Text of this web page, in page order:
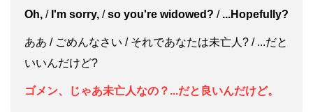
Oh, / I'm sorry, /so you're widowed? / ...Hopefully?
ああ / ごめんなさい / それであなたは未亡人? / ...だと
いいんだけど?
ゴメン、じゃあ未亡人なの？...だと良いんだけど。